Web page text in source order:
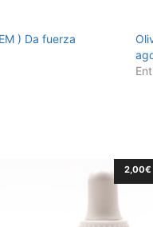
) Da fuerza
2,00€